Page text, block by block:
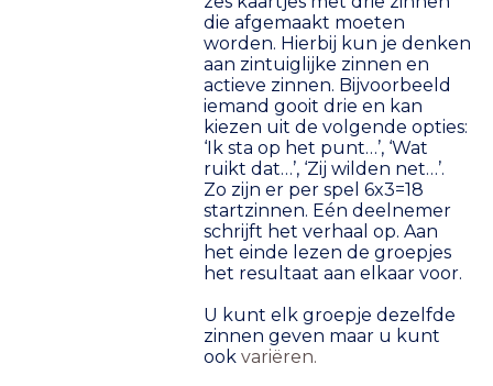
die afgemaakt moeten
worden. Hierbij kun je denken
aan zintuiglijke zinnen en
actieve zinnen. Bijvoorbeeld
iemand gooit drie en kan
kiezen uit de volgende opties:
‘Ik sta op het punt…’, ‘Wat
ruikt dat…’, ‘Zij wilden net…’.
Zo zijn er per spel 6x3=18
startzinnen. Eén deelnemer
schrijft het verhaal op. Aan
het einde lezen de groepjes
het resultaat aan elkaar voor.
U kunt elk groepje dezelfde
zinnen geven maar u kunt
ook variëren.